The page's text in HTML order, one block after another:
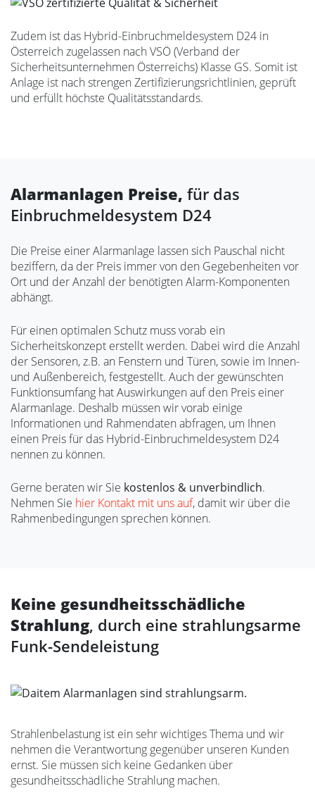
Zudem ist das Hybrid-Einbruchmeldesystem D24 in
Österreich zugelassen nach VSÖ (Verband der
Sicherheitsunternehmen Österreichs) Klasse GS. Somit ist
Anlage ist nach strengen Zertifizierungsrichtlinien, geprüft
und erfüllt höchste Qualitätsstandards.
Alarmanlagen Preise, für das
Einbruchmeldesystem D24
Die Preise einer Alarmanlage lassen sich Pauschal nicht
beziffern, da der Preis immer von den Gegebenheiten vor
Ort und der Anzahl der benötigten Alarm-Komponenten
abhängt.
Für einen optimalen Schutz muss vorab ein
Sicherheitskonzept erstellt werden. Dabei wird die Anzahl
der Sensoren, z.B. an Fenstern und Türen, sowie im Innen-
und Außenbereich, festgestellt. Auch der gewünschten
Funktionsumfang hat Auswirkungen auf den Preis einer
Alarmanlage. Deshalb müssen wir vorab einige
Informationen und Rahmendaten abfragen, um Ihnen
einen Preis für das Hybrid-Einbruchmeldesystem D24
nennen zu können.
Gerne beraten wir Sie kostenlos & unverbindlich.
Nehmen Sie hier Kontakt mit uns auf, damit wir über die
Rahmenbedingungen sprechen können.
Keine gesundheitsschädliche
Strahlung, durch eine strahlungsarme
Funk-Sendeleistung
Strahlenbelastung ist ein sehr wichtiges Thema und wir
nehmen die Verantwortung gegenüber unseren Kunden
ernst. Sie müssen sich keine Gedanken über
gesundheitsschädliche Strahlung machen.